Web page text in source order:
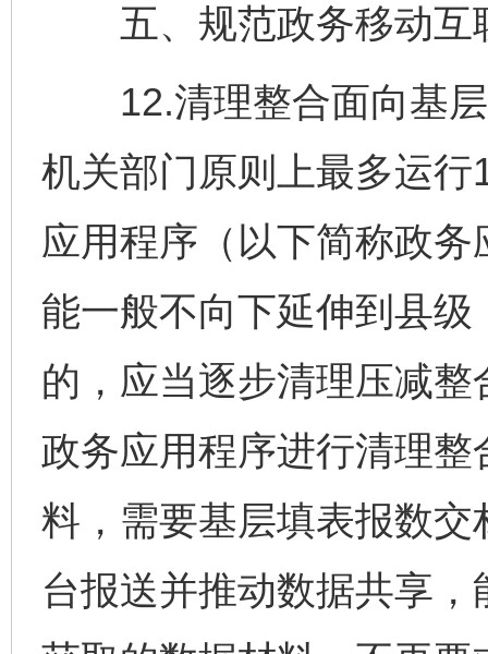
五、规范政务移动互
12.清理整合面向基层
机关部门原则上最多运
应用程序（以下简称政
能一般不向下延伸到县
的，应当逐步清理压减
政务应用程序进行清理
料，需要基层填表报数
台报送并推动数据共享